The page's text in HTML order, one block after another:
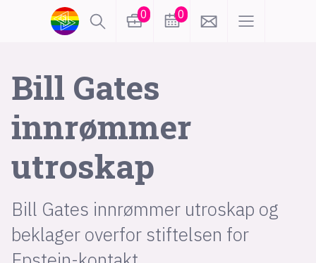
0 0
Bill Gates
innrømmer
utroskap
Bill Gates innrømmer utroskap og
beklager overfor stiftelsen for
lønn
karriere
utdanning sikkerhet
frontend
apputvikling
devops
IoT
design